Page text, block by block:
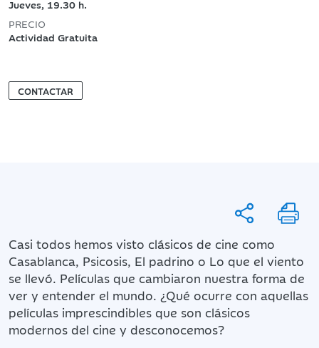
Jueves, 19.30 h.
PRECIO
Actividad Gratuita
CONTACTAR
Casi todos hemos visto clásicos de cine como
Casablanca, Psicosis, El padrino o Lo que el viento
se llevó. Películas que cambiaron nuestra forma de
ver y entender el mundo. ¿Qué ocurre con aquellas
películas imprescindibles que son clásicos
modernos del cine y desconocemos?